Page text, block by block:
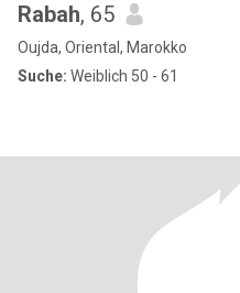
Rabah, 65
Oujda, Oriental, Marokko
Suche: Weiblich 50 - 61